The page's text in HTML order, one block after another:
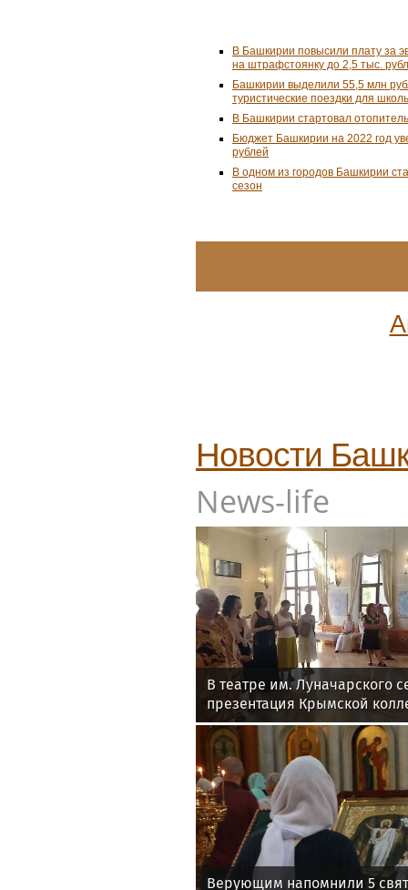
В Башкирии повысили плату за
на штрафстоянку до 2,5 тыс.
Башкирии выделили 55,5 млн
туристические поездки для
В Башкирии стартовал
Бюджет Башкирии на 2022 год
рублей
В одном из городов Башкирии
сезон
Новости
News-life
В театре им. Луначарского
презентация Крымской
Нины Ручкиной
Верующим напомнили 5